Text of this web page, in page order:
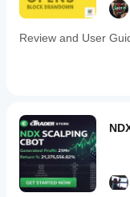
Review and User